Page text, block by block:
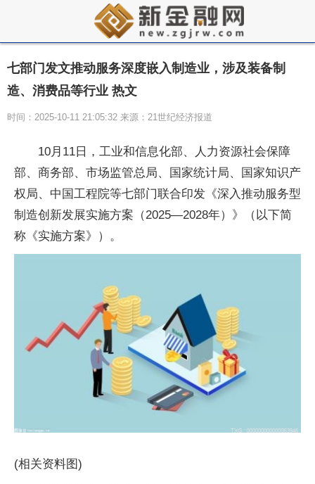
七部门发文推动服务深度嵌入制造业，涉及装备制
造、消费品等行业 热文
时间：2025-10-11 21:05:32 来源：21世纪经济报道
10月11日，工业和信息化部、人力资源社会保障
部、商务部、市场监管总局、国家统计局、国家知识产
权局、中国工程院等七部门联合印发《深入推动服务型
制造创新发展实施方案（2025—2028年）》（以下简
称《实施方案》）。
(相关资料图)